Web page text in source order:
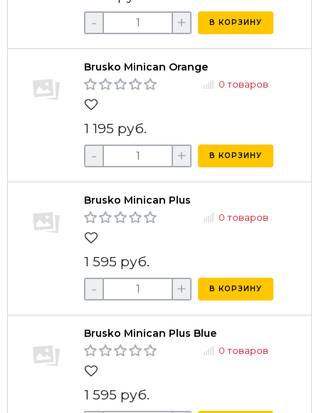
- + В КОРЗИНУ
Brusko Minican Orange
0 товаров
1 195 руб.
- + В КОРЗИНУ
Brusko Minican Plus
0 товаров
1 595 руб.
- + В КОРЗИНУ
Brusko Minican Plus Blue
0 товаров
1 595 руб.